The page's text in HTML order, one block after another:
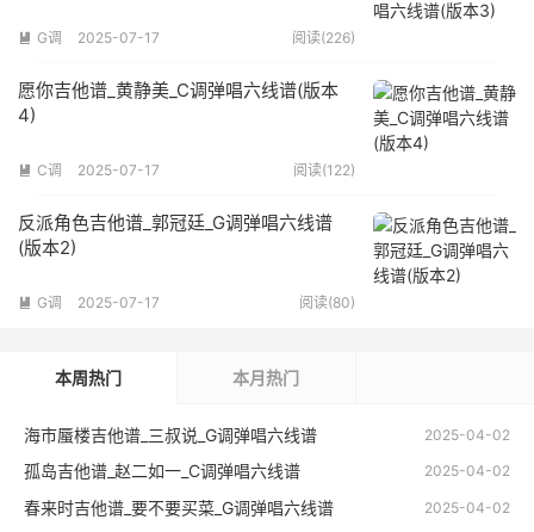
 G调 2025-07-17 阅读(226)
愿你吉他谱_黄静美_C调弹唱六线谱(版本
4)
 C调 2025-07-17 阅读(122)
反派角色吉他谱_郭冠廷_G调弹唱六线谱
(版本2)
 G调 2025-07-17 阅读(80)
本周热门 本月热门
2025-04-02
海市蜃楼吉他谱_三叔说_G调弹唱六线谱
2025-04-02
孤岛吉他谱_赵二如一_C调弹唱六线谱
2025-04-02
春来时吉他谱_要不要买菜_G调弹唱六线谱